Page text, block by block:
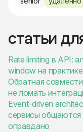
статьи
Rate limiting в API:
window на практике
Обратная
не ломать
Event-driven
сервисы общаются
оправдано